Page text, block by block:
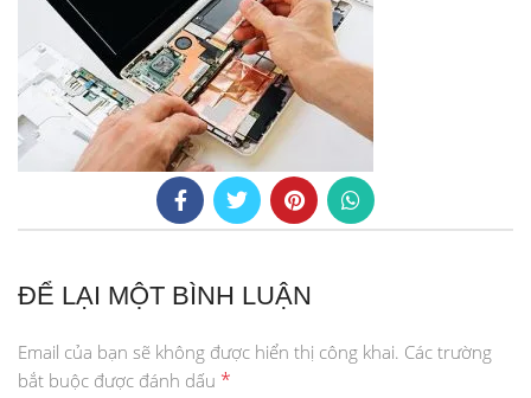
ĐỂ LẠI MỘT BÌNH LUẬN
Email của bạn sẽ không được hiển thị công khai. Các trường
bắt buộc được đánh dấu *